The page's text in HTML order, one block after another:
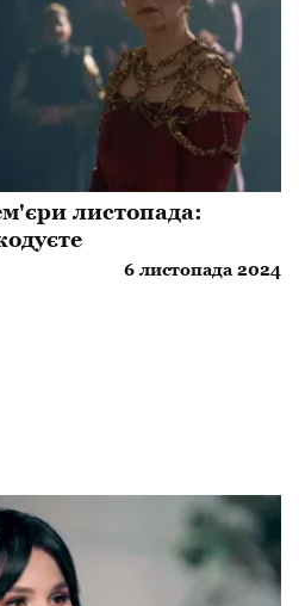
листопада:
6 листопада 2024